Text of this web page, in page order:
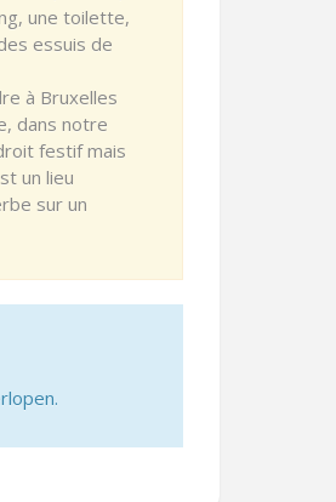
une toilette,
essuis de
à Bruxelles
dans notre
festif mais
un lieu
sur un